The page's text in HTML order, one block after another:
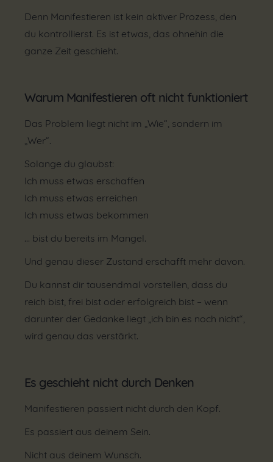
Denn Manifestieren ist kein aktiver Prozess, den
du kontrollierst. Es ist etwas, das ohnehin die
ganze Zeit geschieht.
Warum Manifestieren oft nicht funktioniert
Das Problem liegt nicht im „Wie“, sondern im
„Wer“.
Solange du glaubst:
Ich muss etwas erschaffen
Ich muss etwas erreichen
Ich muss etwas bekommen
… bist du bereits im Mangel.
Und genau dieser Zustand erschafft mehr davon.
Du kannst dir tausendmal vorstellen, dass du
reich bist, frei bist oder erfolgreich bist – wenn
darunter der Gedanke liegt „ich bin es noch nicht“,
wird genau das verstärkt.
Es geschieht nicht durch Denken
Manifestieren passiert nicht durch den Kopf.
Es passiert aus deinem Sein.
Nicht aus deinem Wunsch.